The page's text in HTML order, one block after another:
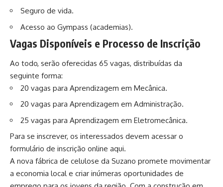
Seguro de vida.
Acesso ao Gympass (academias).
Vagas Disponíveis e Processo de Inscrição
Ao todo, serão oferecidas 65 vagas, distribuídas da
seguinte forma:
20 vagas para Aprendizagem em Mecânica.
20 vagas para Aprendizagem em Administração.
25 vagas para Aprendizagem em Eletromecânica.
Para se inscrever, os interessados devem acessar o
formulário de inscrição online aqui.
A nova fábrica de celulose da Suzano promete movimentar
a economia local e criar inúmeras oportunidades de